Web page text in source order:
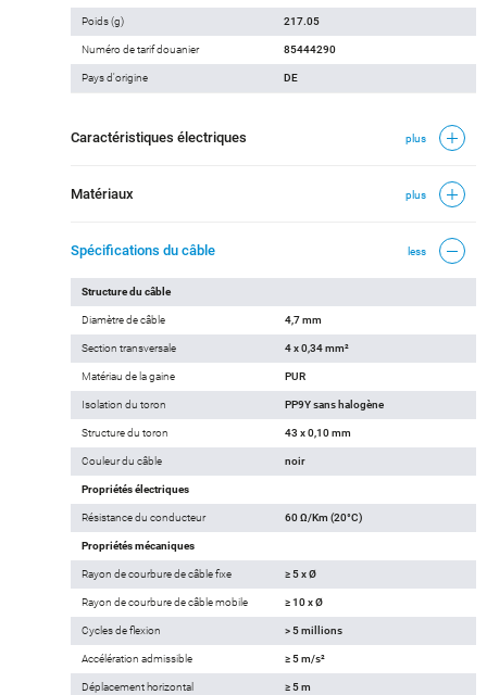
Poids (g) 217.05
Numéro de tarif douanier 85444290
Pays d'origine DE
Caractéristiques électriques plus
Matériaux plus
Spécifications du câble less
Structure du câble
Diamètre de câble 4,7 mm
Section transversale 4 x 0,34 mm²
Matériau de la gaine PUR
Isolation du toron PP9Y sans halogène
Structure du toron 43 x 0,10 mm
Couleur du câble noir
Propriétés électriques
Résistance du conducteur 60 Ω/Km (20°C)
Propriétés mécaniques
Rayon de courbure de câble fixe ≥ 5 x Ø
Rayon de courbure de câble mobile ≥ 10 x Ø
Cycles de flexion > 5 millions
Accélération admissible ≥ 5 m/s²
Déplacement horizontal ≥ 5 m